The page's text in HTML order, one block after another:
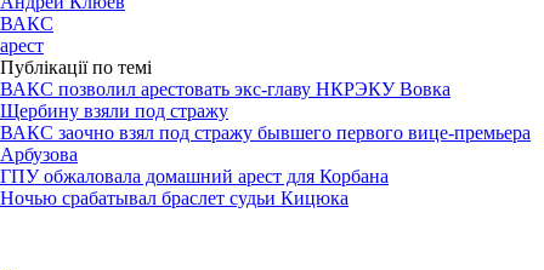
ВАКС
арест
Публікації по темі
ВАКС позволил арестовать экс-главу НКРЭКУ Вовка
Щербину взяли под стражу
ВАКС заочно взял под стражу бывшего первого вице-премьера
Арбузова
ГПУ обжаловала домашний арест для Корбана
Ночью срабатывал браслет судьи Кицюка